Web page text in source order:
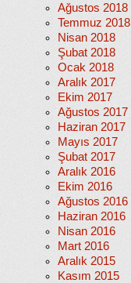
Ağustos 2018
Temmuz 2018
Nisan 2018
Şubat 2018
Ocak 2018
Aralık 2017
Ekim 2017
Ağustos 2017
Haziran 2017
Mayıs 2017
Şubat 2017
Aralık 2016
Ekim 2016
Ağustos 2016
Haziran 2016
Nisan 2016
Mart 2016
Aralık 2015
Kasım 2015